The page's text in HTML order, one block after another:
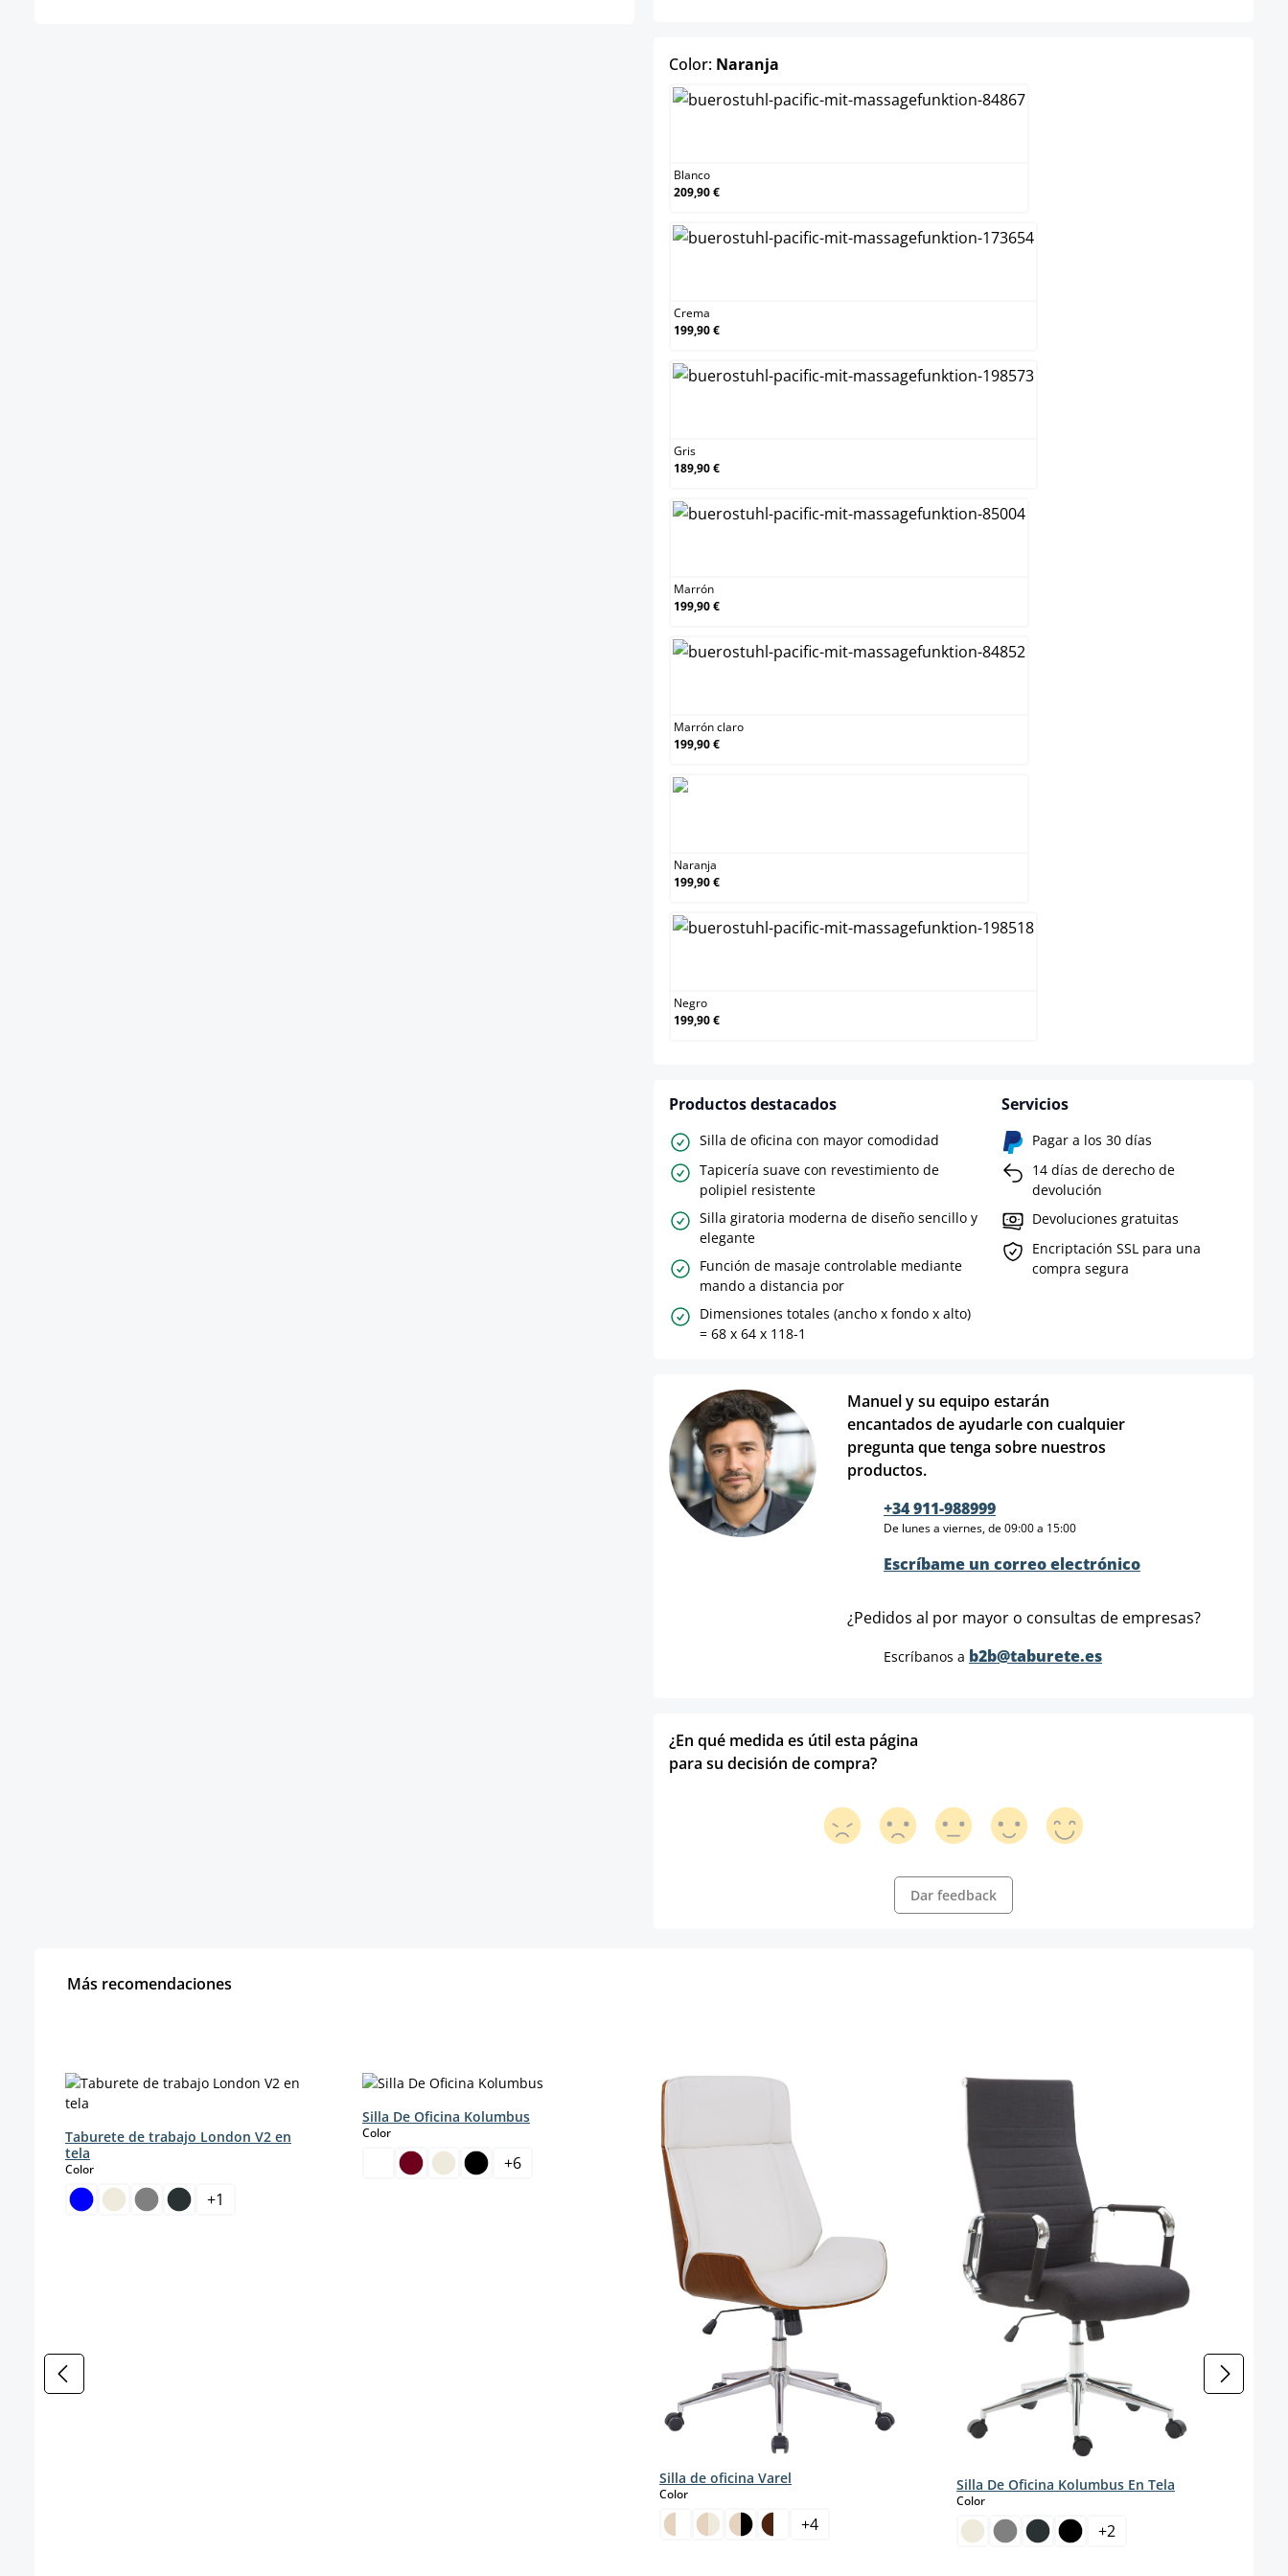
Color: Naranja
Blanco
209,90 €
Crema
199,90 €
Gris
189,90 €
Marrón
199,90 €
Marrón claro
199,90 €
Naranja
199,90 €
Negro
199,90 €
Productos destacados
Silla de oficina con mayor comodidad
Tapicería suave con revestimiento de
polipiel resistente
Silla giratoria moderna de diseño sencillo y
elegante
Función de masaje controlable mediante
mando a distancia por
Dimensiones totales (ancho x fondo x alto)
= 68 x 64 x 118-1
Servicios
Pagar a los 30 días
14 días de derecho de
devolución
Devoluciones gratuitas
Encriptación SSL para una
compra segura
Manuel y su equipo estarán
encantados de ayudarle con cualquier
pregunta que tenga sobre nuestros
productos.
+34 911-988999
De lunes a viernes, de 09:00 a 15:00
Escríbame un correo electrónico
¿Pedidos al por mayor o consultas de empresas?
Escríbanos a b2b@taburete.es
¿En qué medida es útil esta página
para su decisión de compra?
Dar feedback
Más recomendaciones
Taburete de trabajo London V2 en
tela
Colorselect
+1
Silla De Oficina Kolumbus
Colorselect
+6
Silla de oficina Varel
Colorselect
+4
Silla De Oficina Kolumbus En Tela
Colorselect
+2